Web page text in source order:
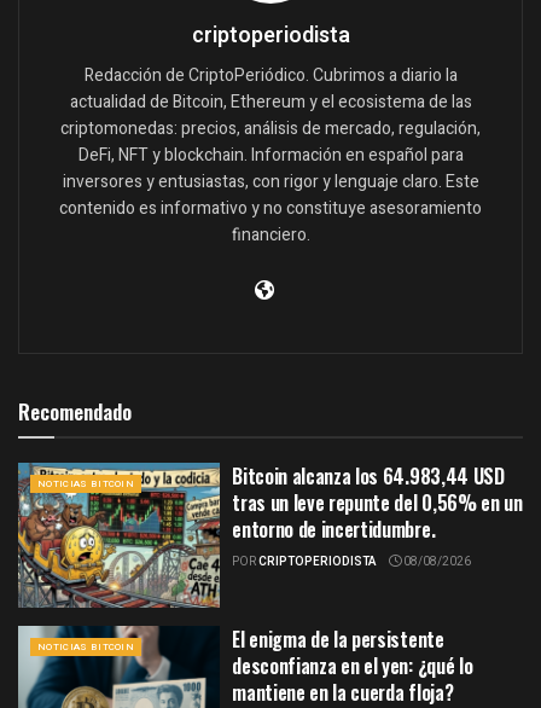
criptoperiodista
Redacción de CriptoPeriódico. Cubrimos a diario la
actualidad de Bitcoin, Ethereum y el ecosistema de las
criptomonedas: precios, análisis de mercado, regulación,
DeFi, NFT y blockchain. Información en español para
inversores y entusiastas, con rigor y lenguaje claro. Este
contenido es informativo y no constituye asesoramiento
financiero.
Recomendado
NOTICIAS BITCOIN
Bitcoin alcanza los 64.983,44 USD
tras un leve repunte del 0,56% en un
entorno de incertidumbre.
PORCRIPTOPERIODISTA 08/08/2026
NOTICIAS BITCOIN
El enigma de la persistente
desconfianza en el yen: ¿qué lo
mantiene en la cuerda floja?